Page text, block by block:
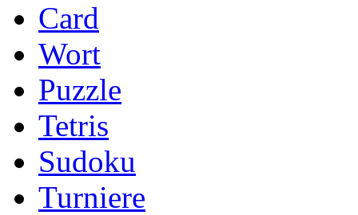
Card
Wort
Puzzle
Tetris
Sudoku
Turniere